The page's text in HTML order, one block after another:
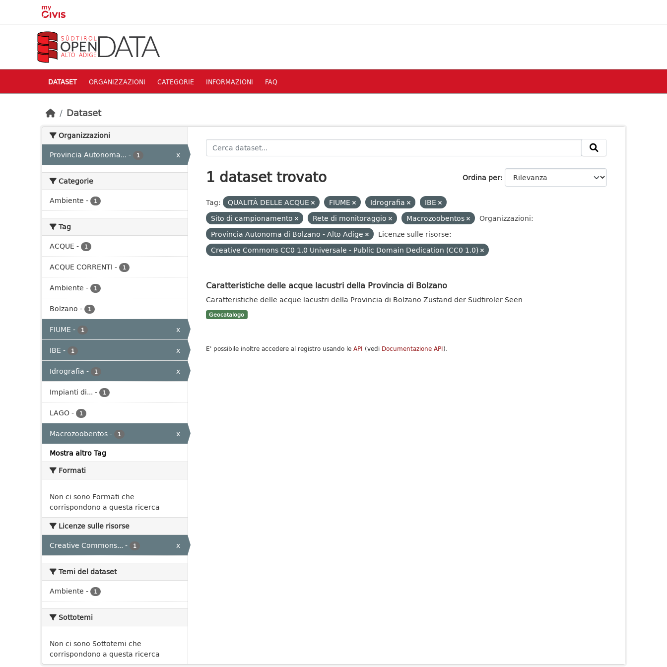
Skip to main content
DATASET ORGANIZZAZIONI CATEGORIE INFORMAZIONI FAQ
Dataset
Organizzazioni
Provincia Autonoma... - 1 x
Categorie
Ambiente - 1
Tag
ACQUE - 1
ACQUE CORRENTI - 1
Ambiente - 1
Bolzano - 1
FIUME - 1
x
IBE - 1
x
Idrografia - 1
x
Impianti di... - 1
LAGO- 1
Macrozoobentos- 1
x
Mostra altro Tag
Formati
Non ci sono Formati che
corrispondono a questa ricerca
Licenze sulle risorse
Creative Commons... - 1 x
Temi del dataset
Ambiente - 1
Sottotemi
Non ci sono Sottotemi che
corrispondono a questa ricerca
Ordina per
1 dataset trovato
Tag: QUALITÀ DELLE ACQUE FIUME Idrografia
IBE
Sito di campionamento
Rete di monitoraggio Macrozoobentos
Organizzazioni:
Provincia Autonoma di Bolzano - Alto Adige
Licenze sulle risorse:
Creative Commons CC0 1.0 Universale - Public Domain Dedication (CC0 1.0)
Caratteristiche delle acque lacustri della Provincia di Bolzano
Caratteristiche delle acque lacustri della Provincia di Bolzano Zustand der Südtiroler Seen
Geocatalogo
E' possibile inoltre accedere al registro usando le API (vedi Documentazione API).